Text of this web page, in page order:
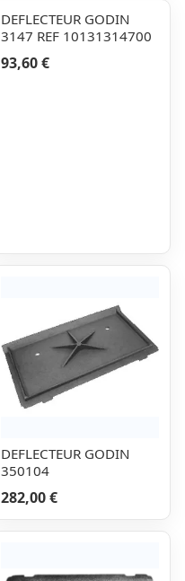
DEFLECTEUR GODIN
3147 REF 10131314700
93,60 €
DEFLECTEUR GODIN
350104
282,00 €